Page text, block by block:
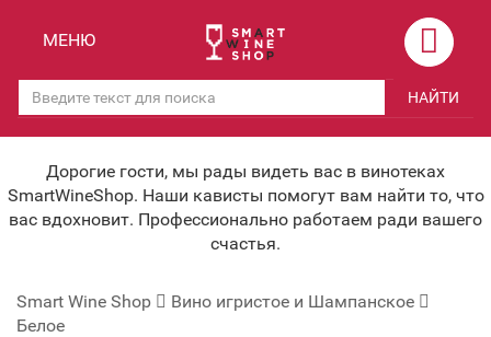
Скидки
Мероприятия
Корпоративным клиентам
Под заказ
Вино крепленое
Вино игристое и Шампанское
Вино безалкогольное
Бренди, Коньяк, Арманьяк
МЕНЮ
НАЙТИ
Дорогие гости, мы рады видеть вас в винотеках
SmartWineShop. Наши кависты помогут вам найти то, что
вас вдохновит. Профессионально работаем ради вашего
счастья.
Smart Wine Shop
Вино игристое и Шампанское
Белое